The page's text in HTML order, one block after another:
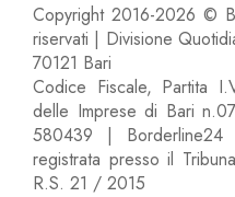
Copyright 2016-2026 ©
riservati | Divisione
70121 Bari
Codice Fiscale, Partita
delle Imprese di Bari
580439 | Borderline24
registrata presso il
R.S. 21 / 2015